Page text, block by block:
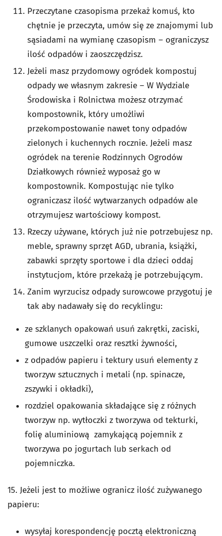
Przeczytane czasopisma przekaż komuś, kto
chętnie je przeczyta, umów się ze znajomymi lub
sąsiadami na wymianę czasopism – ograniczysz
ilość odpadów i zaoszczędzisz.
Jeżeli masz przydomowy ogródek kompostuj
odpady we własnym zakresie – W Wydziale
Środowiska i Rolnictwa możesz otrzymać
kompostownik, który umożliwi
przekompostowanie nawet tony odpadów
zielonych i kuchennych rocznie. Jeżeli masz
ogródek na terenie Rodzinnych Ogrodów
Działkowych również wyposaż go w
kompostownik. Kompostując nie tylko
ograniczasz ilość wytwarzanych odpadów ale
otrzymujesz wartościowy kompost.
Rzeczy używane, których już nie potrzebujesz np.
meble, sprawny sprzęt AGD, ubrania, książki,
zabawki sprzęty sportowe i dla dzieci oddaj
instytucjom, które przekażą je potrzebującym.
Zanim wyrzucisz odpady surowcowe przygotuj je
tak aby nadawały się do recyklingu:
ze szklanych opakowań usuń zakrętki, zaciski,
gumowe uszczelki oraz resztki żywności,
z odpadów papieru i tektury usuń elementy z
tworzyw sztucznych i metali (np. spinacze,
zszywki i okładki),
rozdziel opakowania składające się z różnych
tworzyw np. wytłoczki z tworzywa od tekturki,
folię aluminiową zamykającą pojemnik z
tworzywa po jogurtach lub serkach od
pojemniczka.
15. Jeżeli jest to możliwe ogranicz ilość zużywanego
papieru:
wysyłaj korespondencję pocztą elektroniczną